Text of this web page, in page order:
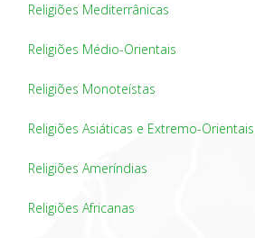
Religiões Mediterrânicas
Religiões Médio-Orientais
Religiões Monoteístas
Religiões Asiáticas e Extremo-Orientais
Religiões Ameríndias
Religiões Africanas